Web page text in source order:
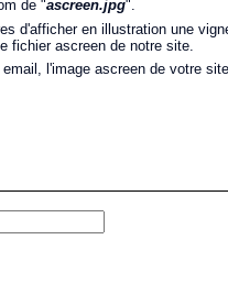
de "ascreen.jpg".
d'afficher en illustration une
fichier ascreen de notre site.
l'image ascreen de votre